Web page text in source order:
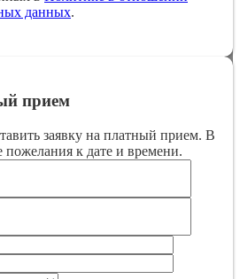
данных.
прием
заявку на платный прием. В
к дате и времени.